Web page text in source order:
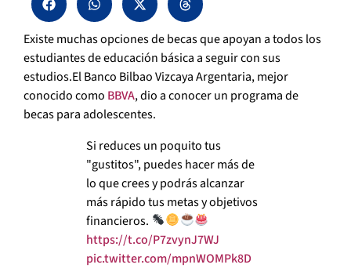
Existe muchas opciones de becas que apoyan a todos los
estudiantes de educación básica a seguir con sus
estudios.El Banco Bilbao Vizcaya Argentaria, mejor
conocido como BBVA, dio a conocer un programa de
becas para adolescentes.
Si reduces un poquito tus
"gustitos", puedes hacer más de
lo que crees y podrás alcanzar
más rápido tus metas y objetivos
financieros.
https://t.co/P7zvynJ7WJ
pic.twitter.com/mpnWOMPk8D